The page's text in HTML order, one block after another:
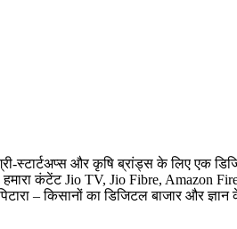
स्टार्टअप्स और कृषि ब्रांड्स के लिए
कंटेंट Jio TV, Jio Fibre, Amazon
– किसानों का डिजिटल बाजार और ज्ञान